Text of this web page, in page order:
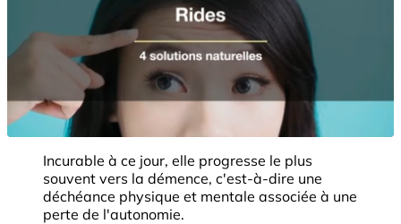
Incurable à ce jour, elle progresse le plus
souvent vers la démence, c'est-à-dire une
déchéance physique et mentale associée à une
perte de l'autonomie.